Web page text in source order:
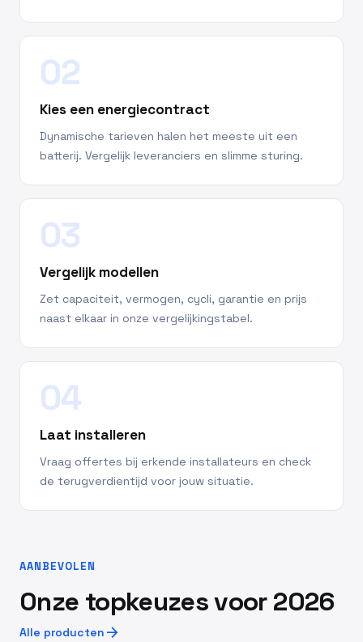
02
Kies een energiecontract
Dynamische tarieven halen het meeste uit een
batterij. Vergelijk leveranciers en slimme sturing.
03
Vergelijk modellen
Zet capaciteit, vermogen, cycli, garantie en prijs
naast elkaar in onze vergelijkingstabel.
04
Laat installeren
Vraag offertes bij erkende installateurs en check
de terugverdientijd voor jouw situatie.
AANBEVOLEN
Onze topkeuzes voor 2026
Alle producten arrow_forward